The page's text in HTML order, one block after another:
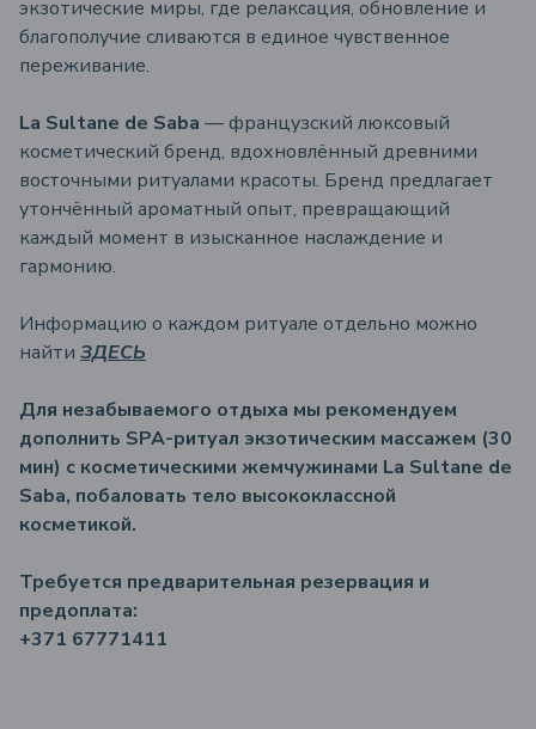
экзотические миры, где релаксация, обновление и
благополучие сливаются в единое чувственное
переживание.
La Sultane de Saba — французский люксовый
косметический бренд, вдохновлённый древними
восточными ритуалами красоты. Бренд предлагает
утончённый ароматный опыт, превращающий
каждый момент в изысканное наслаждение и
гармонию.
Информацию о каждом ритуале отдельно можно
найти ЗДЕСЬ
Для незабываемого отдыха мы рекомендуем
дополнить SPA-ритуал экзотическим массажем (30
мин) с косметическими жемчужинами La Sultane de
Saba, побаловать тело высококлассной
косметикой.
Требуется предварительная резервация и
предоплатa:
+371 67771411